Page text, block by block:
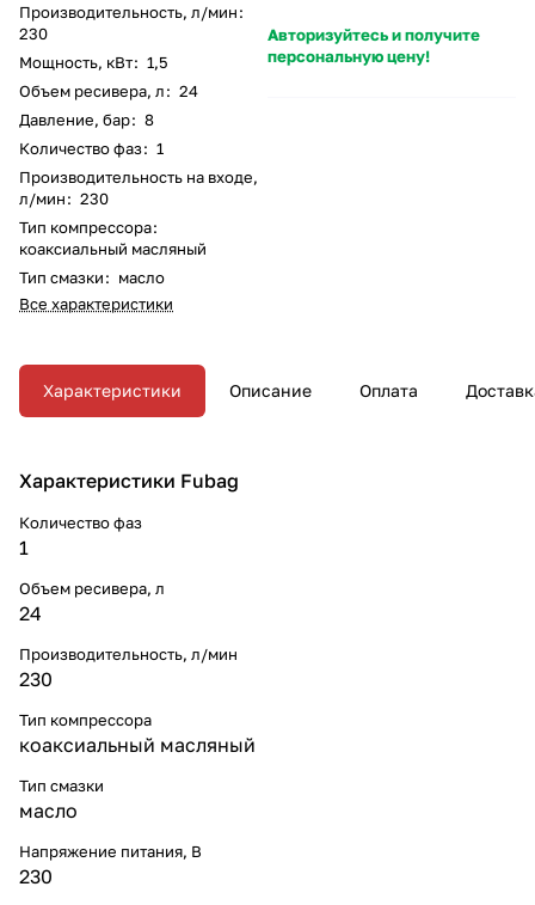
Производительность, л/мин:
230
Мощность, кВт: 1,5
Объем ресивера, л: 24
Давление, бар: 8
Количество фаз: 1
Производительность на входе,
л/мин: 230
Тип компрессора:
коаксиальный масляный
Тип смазки: масло
Все характеристики
Авторизуйтесь и получите
персональную цену!
Характеристики Описание Оплата
Характеристики Fubag
Количество фаз
1
Объем ресивера, л
24
Производительность, л/мин
230
Тип компрессора
коаксиальный масляный
Тип смазки
масло
Напряжение питания, В
230